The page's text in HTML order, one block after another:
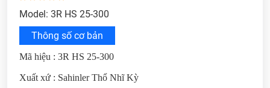
Model: 3R HS 25-300
Thông số cơ bản
Mã hiệu : 3R HS 25-300
Xuất xứ : Sahinler Thổ Nhĩ Kỳ